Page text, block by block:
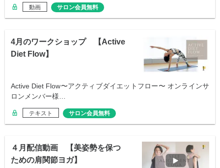
動画 サロン会員無料
4月のワークショップ 【Active
Diet Flow】
Active Diet Flow〜アクティブダイエットフロー〜 オンラインサ
ロンメンバー様…
テキスト サロン会員無料
４月配信動画 【美姿勢を保つ
ための肩関節ヨガ】